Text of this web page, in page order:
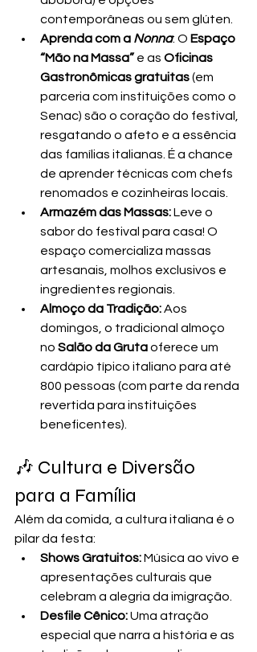
contemporâneas ou sem glúten.
Aprenda com a Nonna: O Espaço
“Mão na Massa” e as Oficinas
Gastronômicas gratuitas (em
parceria com instituições como o
Senac) são o coração do festival,
resgatando o afeto e a essência
das famílias italianas. É a chance
de aprender técnicas com chefs
renomados e cozinheiras locais.
Armazém das Massas: Leve o
sabor do festival para casa! O
espaço comercializa massas
artesanais, molhos exclusivos e
ingredientes regionais.
Almoço da Tradição: Aos
domingos, o tradicional almoço
no Salão da Gruta oferece um
cardápio típico italiano para até
800 pessoas (com parte da renda
revertida para instituições
beneficentes).
🎶 Cultura e Diversão
para a Família
Além da comida, a cultura italiana é o
pilar da festa:
Shows Gratuitos: Música ao vivo e
apresentações culturais que
celebram a alegria da imigração.
Desfile Cênico: Uma atração
especial que narra a história e as